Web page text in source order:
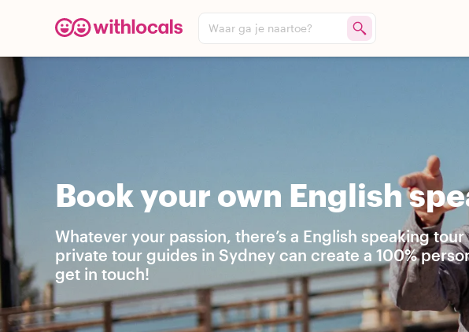
Waar ga je naartoe?
Book your own English
Whatever your passion, there’s a English speaking
private tour guides in Sydney can create a 100%
get in touch!